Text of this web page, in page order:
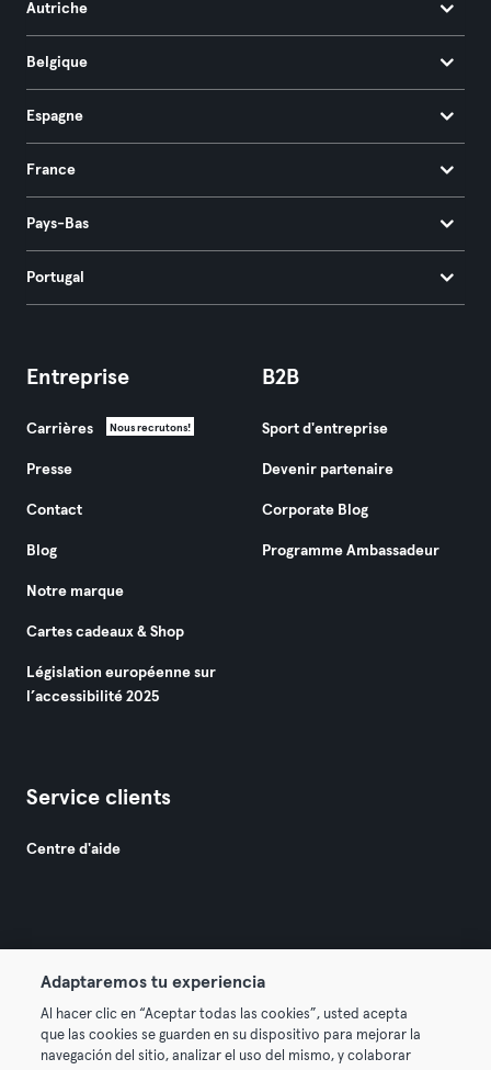
Autriche
Belgique
Espagne
France
Pays-Bas
Portugal
Entreprise
Carrières Nous recrutons!
Presse
Contact
Blog
Notre marque
Cartes cadeaux & Shop
Législation européenne sur
l’accessibilité 2025
B2B
Sport d'entreprise
Devenir partenaire
Corporate Blog
Programme Ambassadeur
Service clients
Centre d'aide
Conditions générales Politique de confidentialité
Adaptaremos tu experiencia
Al hacer clic en “Aceptar todas las cookies”, usted acepta
que las cookies se guarden en su dispositivo para mejorar la
navegación del sitio, analizar el uso del mismo, y colaborar